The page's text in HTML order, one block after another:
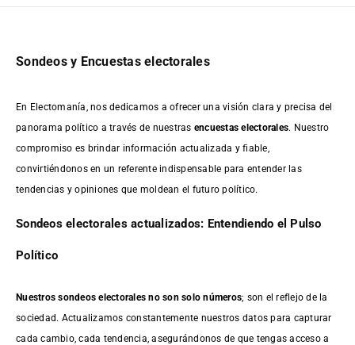
Sondeos y Encuestas electorales
En Electomanía, nos dedicamos a ofrecer una visión clara y precisa del
panorama político a través de nuestras encuestas electorales. Nuestro
compromiso es brindar información actualizada y fiable,
convirtiéndonos en un referente indispensable para entender las
tendencias y opiniones que moldean el futuro político.
Sondeos electorales actualizados: Entendiendo el Pulso
Político
Nuestros sondeos electorales no son solo números; son el reflejo de la
sociedad. Actualizamos constantemente nuestros datos para capturar
cada cambio, cada tendencia, asegurándonos de que tengas acceso a